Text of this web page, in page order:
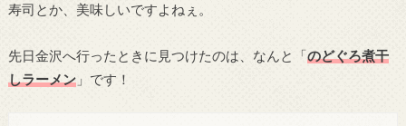
寿司とか、美味しいですよねぇ。
先日金沢へ行ったときに見つけたのは、なんと「のどぐろ煮干
しラーメン」です！